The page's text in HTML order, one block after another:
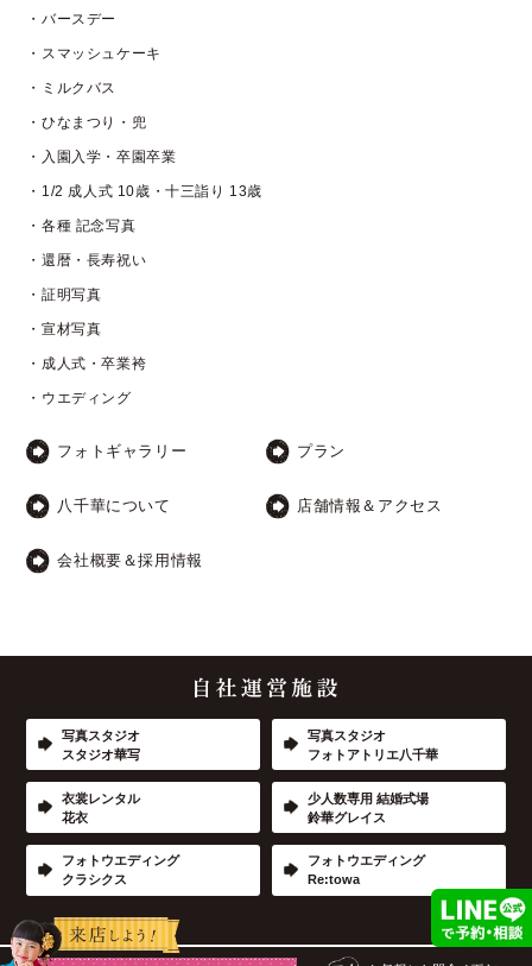
・バースデー
・スマッシュケーキ
・ミルクバス
・ひなまつり・兜
・入園入学・卒園卒業
・1/2 成人式 10歳・十三詣り 13歳
・各種 記念写真
・還暦・長寿祝い
・証明写真
・宣材写真
・成人式・卒業袴
・ウエディング
フォトギャラリー プラン
八千華について 店舗情報＆アクセス
会社概要＆採用情報
写真スタジオ
スタジオ華写
写真スタジオ
フォトアトリエ八千華
衣裳レンタル
花衣
少人数専用 結婚式場
鈴華グレイス
フォトウエディング
クラシクス
フォトウエディング
Re:towa